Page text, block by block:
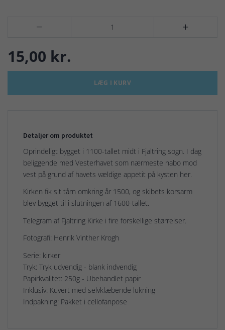
 
15,00 kr.
LÆG I KURV
Detaljer om produktet
Oprindeligt bygget i 1100-tallet midt i Fjaltring sogn. I dag
beliggende med Vesterhavet som nærmeste nabo mod
vest på grund af havets vældige appetit på kysten her.
Kirken fik sit tårn omkring år 1500, og skibets korsarm
blev bygget til i slutningen af 1600-tallet.
Telegram af Fjaltring Kirke i fire forskellige størrelser.
Fotografi: Henrik Vinther Krogh
Serie: kirker
Tryk: Tryk udvendig - blank indvendig
Papirkvalitet: 250g - Ubehandlet papir
Inklusiv: Kuvert med selvklæbende lukning
Indpakning: Pakket i cellofanpose